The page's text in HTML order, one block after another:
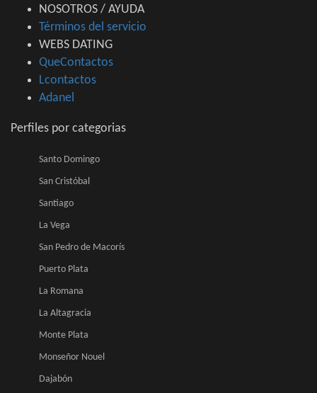
NOSOTROS / AYUDA
Términos del servicio
WEBS DATING
QueContactos
Lcontactos
Adanel
Perfiles por categorias
Santo Domingo
San Cristóbal
Santiago
La Vega
San Pedro de Macorís
Puerto Plata
La Romana
La Altagracia
Monte Plata
Monseñor Nouel
Dajabón